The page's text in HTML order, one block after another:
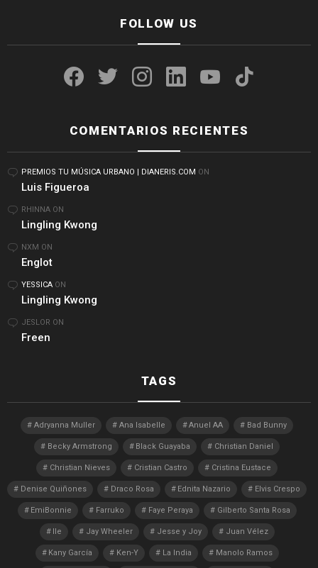
FOLLOW US
COMENTARIOS RECIENTES
PREMIOS TU MÚSICA URBANO | DIANERIS.COM ON
Luis Figueroa
RHINNA ON
Lingling Kwong
NXM ON
Englot
YESSICA ON
Lingling Kwong
JESLOR ON
Freen
TAGS
Adryanna Muller Ana Isabelle Anuel AA Bad Bunny
Becky Armstrong Black Guayaba Christian Daniel
Christian Nieves Cristian Castro Cristina Eustace
Denise Quiñones Draco Rosa Ednita Nazario Elvis Crespo
EmiBonnie Farruko Faye Peraya Gilberto Santa Rosa
Ile Jay Wheeler Jesse y Joy Juan Vélez
Kany García Ken-Y La India Manolo Ramos